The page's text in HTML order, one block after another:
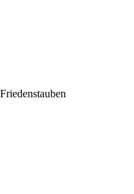
Friedenstauben